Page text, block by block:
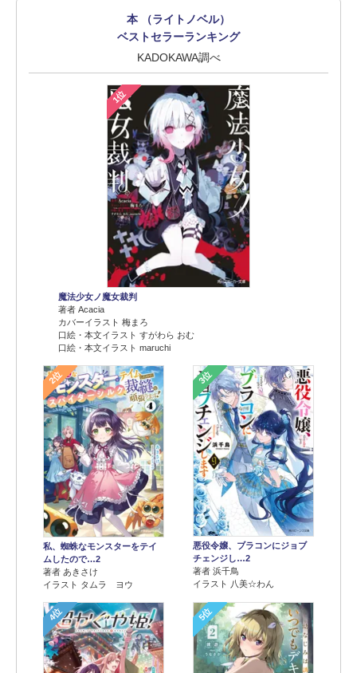
本 （ライトノベル）
ベストセラーランキング
KADOKAWA調べ
1位
魔法少女ノ魔女裁判
著者 Acacia
カバーイラスト 梅まろ
口絵・本文イラスト すがわら おむ
口絵・本文イラスト maruchi
2位
私、蜘蛛なモンスターをテイ
ムしたので…2
著者 あきさけ
イラスト タムラ ヨウ
3位
悪役令嬢、ブラコンにジョブ
チェンジし…2
著者 浜千鳥
イラスト 八美☆わん
4位 5位